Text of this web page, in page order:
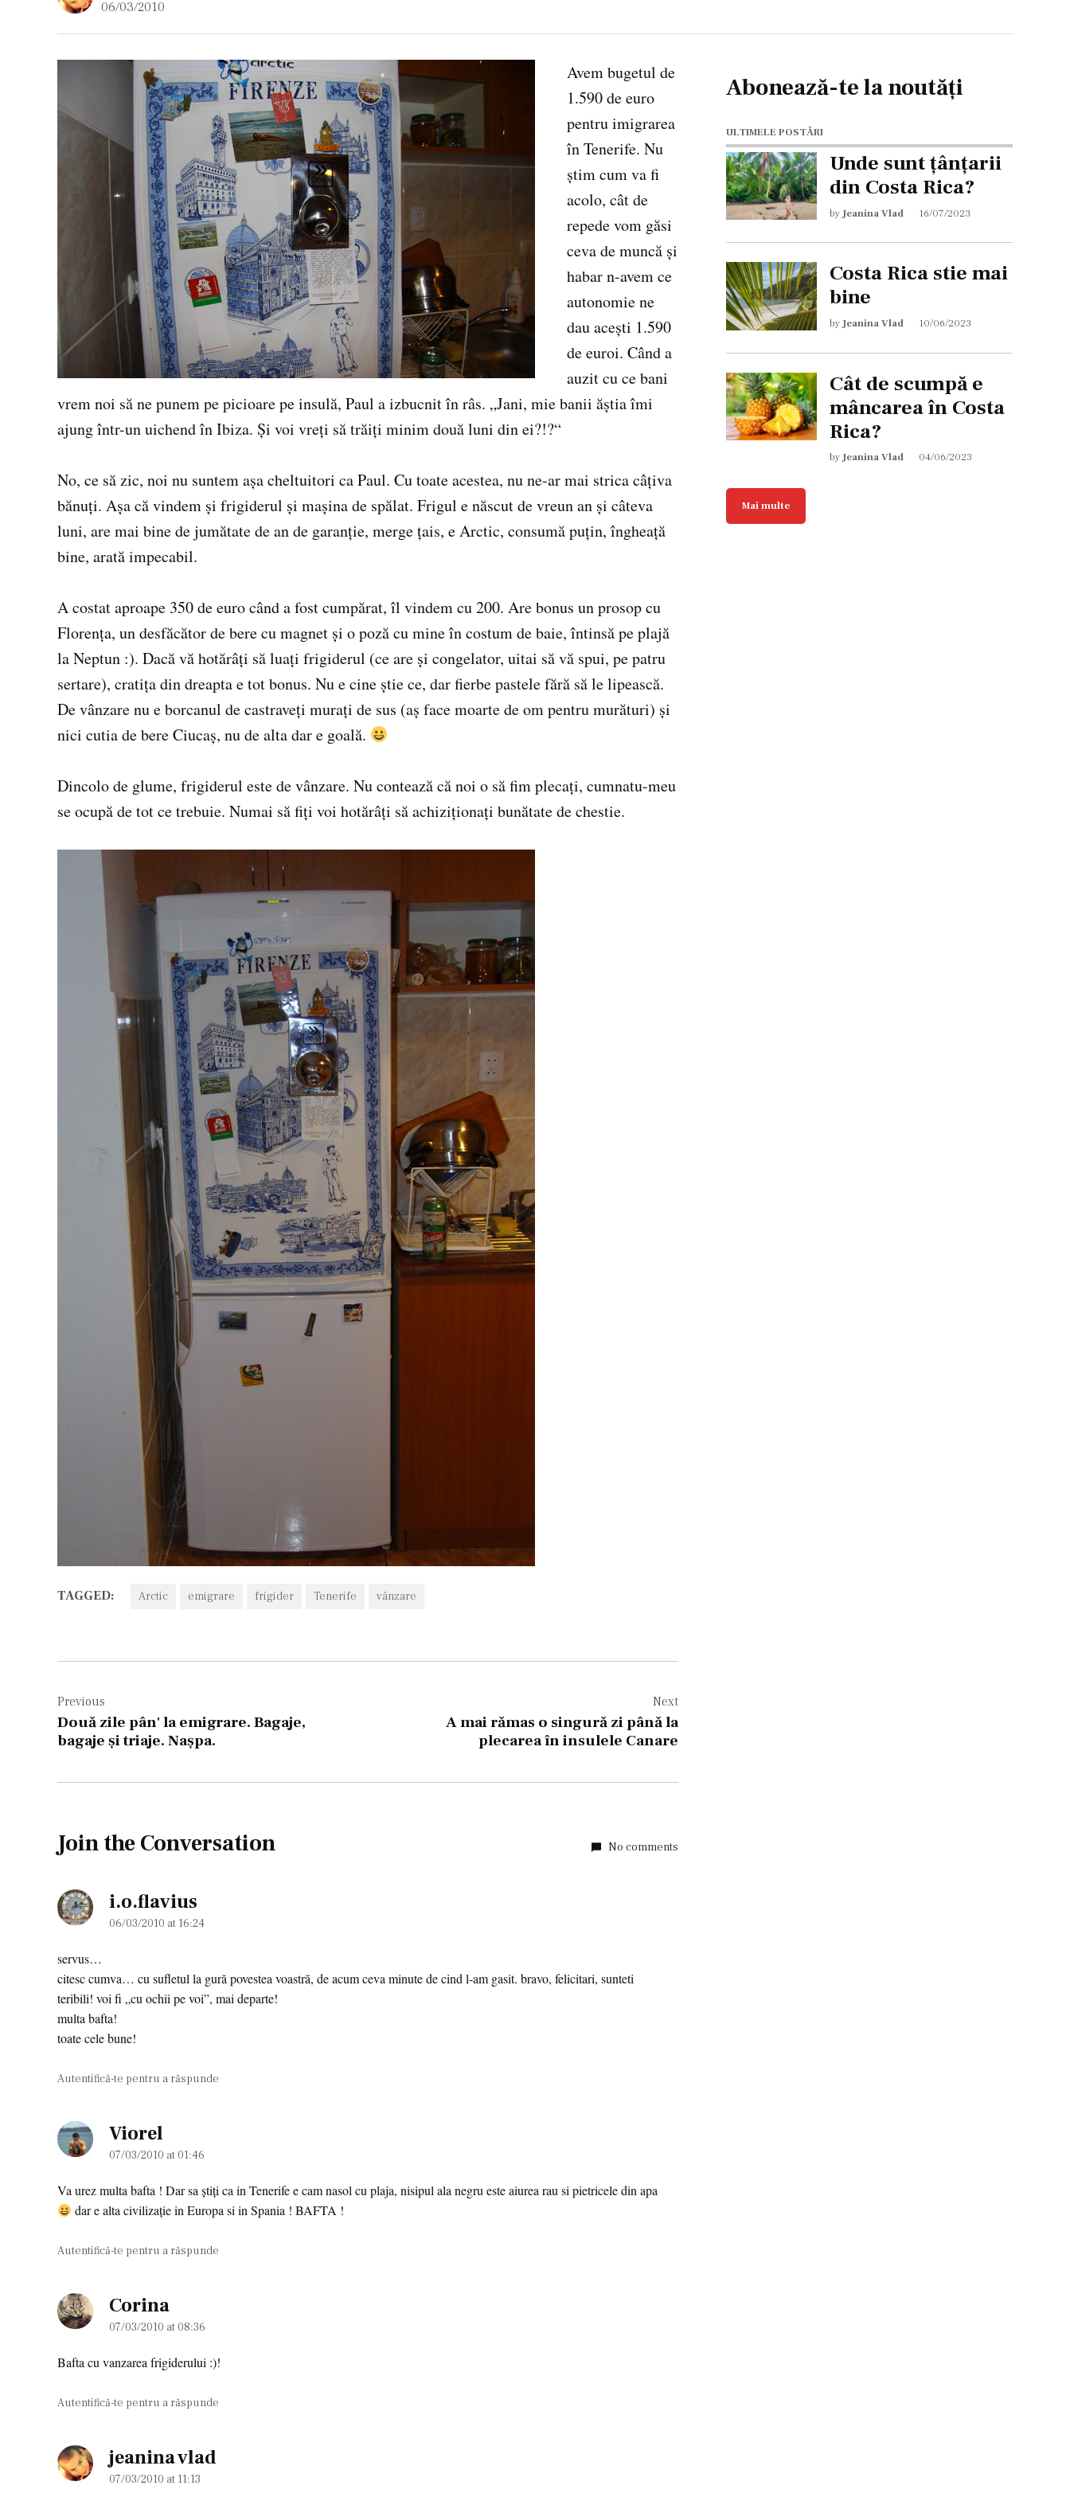
06/03/2010
Avem bugetul de
1.590 de euro
pentru imigrarea
în Tenerife. Nu
ştim cum va fi
acolo, cât de
repede vom găsi
ceva de muncă şi
habar n-avem ce
autonomie ne
dau aceşti 1.590
de euroi. Când a
auzit cu ce bani
vrem noi să ne punem pe picioare pe insulă, Paul a izbucnit în râs. „Jani, mie banii ăştia îmi
ajung într-un uichend în Ibiza. Şi voi vreţi să trăiţi minim două luni din ei?!?“
No, ce să zic, noi nu suntem aşa cheltuitori ca Paul. Cu toate acestea, nu ne-ar mai strica câţiva
bănuţi. Aşa că vindem şi frigiderul şi maşina de spălat. Frigul e născut de vreun an şi câteva
luni, are mai bine de jumătate de an de garanţie, merge ţais, e Arctic, consumă puţin, îngheaţă
bine, arată impecabil.
A costat aproape 350 de euro când a fost cumpărat, îl vindem cu 200. Are bonus un prosop cu
Florenţa, un desfăcător de bere cu magnet şi o poză cu mine în costum de baie, întinsă pe plajă
la Neptun :). Dacă vă hotărâţi să luaţi frigiderul (ce are şi congelator, uitai să vă spui, pe patru
sertare), cratiţa din dreapta e tot bonus. Nu e cine ştie ce, dar fierbe pastele fără să le lipească.
De vânzare nu e borcanul de castraveţi muraţi de sus (aş face moarte de om pentru murături) şi
nici cutia de bere Ciucaş, nu de alta dar e goală.
Dincolo de glume, frigiderul este de vânzare. Nu contează că noi o să fim plecaţi, cumnatu-meu
se ocupă de tot ce trebuie. Numai să fiţi voi hotărâţi să achiziţionaţi bunătate de chestie.
TAGGED: Arctic emigrare frigider Tenerife vânzare
în
articole
Previous
Două zile pân' la emigrare. Bagaje,
bagaje şi triaje. Naşpa.
Next
A mai rămas o singură zi până la
plecarea în insulele Canare
Join the Conversation No comments
i.o.flavius
06/03/2010 at 16:24
servus…
citesc cumva… cu sufletul la gură povestea voastră, de acum ceva minute de cind l-am gasit. bravo, felicitari, sunteti
teribili! voi fi „cu ochii pe voi”, mai departe!
multa bafta!
toate cele bune!
Autentifică-te pentru a răspunde
Viorel
07/03/2010 at 01:46
Va urez multa bafta ! Dar sa știți ca in Tenerife e cam nasol cu plaja, nisipul ala negru este aiurea rau si pietricele din apa
dar e alta civilizație in Europa si in Spania ! BAFTA !
Autentifică-te pentru a răspunde
Corinasays:
07/03/2010 at 08:36
Bafta cu vanzarea frigiderului :)!
Autentifică-te pentru a răspunde
jeanina vlad
07/03/2010 at 11:13
Abonează-te la noutăți
ULTIMELE POSTĂRI
Unde sunt țânțarii
din Costa Rica?
by Jeanina Vlad 16/07/2023
Costa Rica stie mai
bine
by Jeanina Vlad 10/06/2023
Cât de scumpă e
mâncarea în Costa
Rica?
by Jeanina Vlad 04/06/2023
Mai multe